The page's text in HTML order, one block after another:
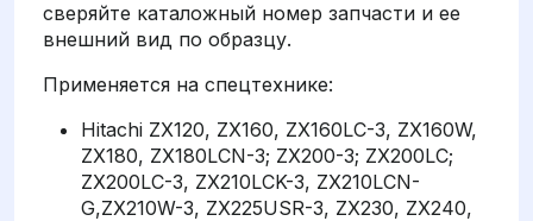
сверяйте каталожный номер запчасти и ее
внешний вид по образцу.
Применяется на спецтехнике:
Hitachi ZX120, ZX160, ZX160LC-3, ZX160W,
ZX180, ZX180LCN-3; ZX200-3; ZX200LC;
ZX200LC-3, ZX210LCK-3, ZX210LCN-
G,ZX210W-3, ZX225USR-3, ZX230, ZX240,